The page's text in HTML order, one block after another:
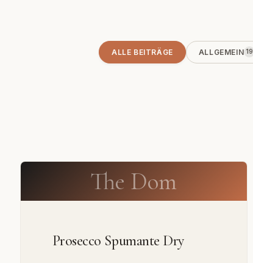
ALLE BEITRÄGE ALLGEMEIN 19
The Dom
Prosecco Spumante Dry